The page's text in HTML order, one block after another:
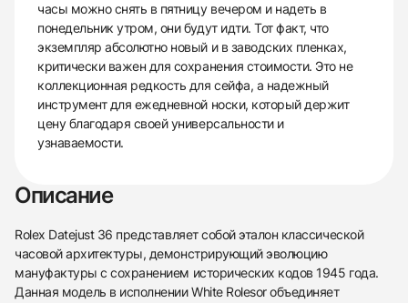
часы можно снять в пятницу вечером и надеть в
понедельник утром, они будут идти. Тот факт, что
экземпляр абсолютно новый и в заводских пленках,
критически важен для сохранения стоимости. Это не
коллекционная редкость для сейфа, а надежный
инструмент для ежедневной носки, который держит
цену благодаря своей универсальности и
узнаваемости.
Описание
Rolex Datejust 36 представляет собой эталон классической
часовой архитектуры, демонстрирующий эволюцию
мануфактуры с сохранением исторических кодов 1945 года.
Данная модель в исполнении White Rolesor объединяет